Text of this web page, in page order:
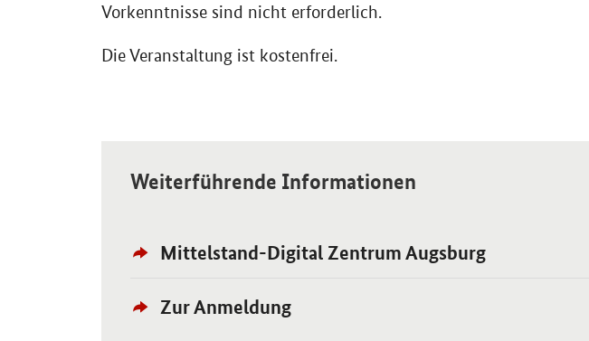
Vorkenntnisse sind nicht erforderlich.
Die Veranstaltung ist kostenfrei.
Weiterführende Informationen
Externer
Mittelstand-Digital Zentrum Augsburg
Öffnet Einzelsicht
Externer
Zur Anmeldung
Öffnet Einzelsicht